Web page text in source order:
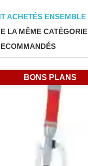
ACHETÉS ENSEMBLE
LA MÊME CATÉGORIE
BONS PLANS